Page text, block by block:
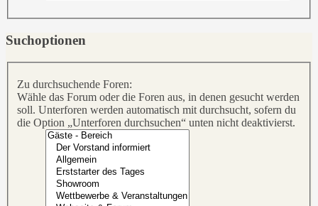
Suchoptionen
Zu durchsuchende Foren:
Wähle das Forum oder die Foren aus, in denen gesucht werden
soll. Unterforen werden automatisch mit durchsucht, sofern du
die Option „Unterforen durchsuchen“ unten nicht deaktivierst.